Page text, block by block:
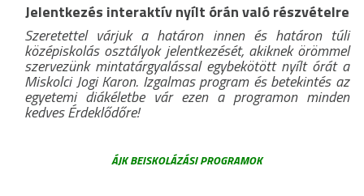
Jelentkezés interaktív nyílt órán való részvételre
Szeretettel várjuk a határon innen és határon túli
középiskolás osztályok jelentkezését, akiknek örömmel
szervezünk mintatárgyalással egybekötött nyílt órát a
Miskolci Jogi Karon. Izgalmas program és betekintés az
egyetemi diákéletbe vár ezen a programon minden
kedves Érdeklődőre!
ÁJK BEISKOLÁZÁSI PROGRAMOK